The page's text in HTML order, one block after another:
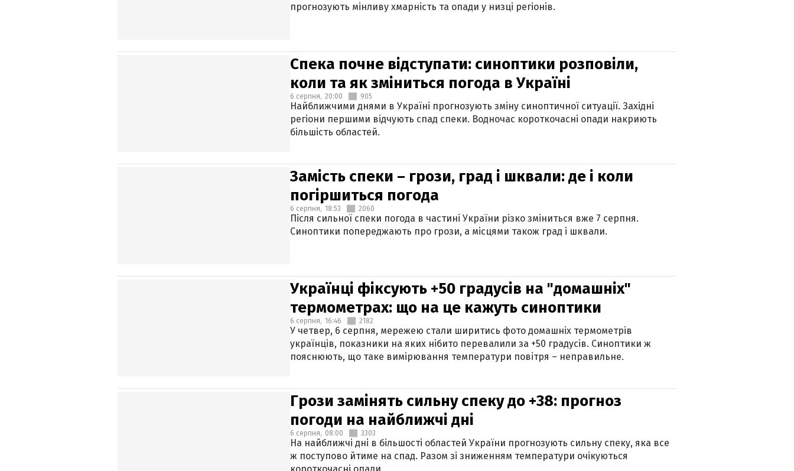
прогнозують мінливу хмарність та опади у низці регіонів.
Спека почне відступати: синоптики розповіли,
коли та як зміниться погода в Україні
6 серпня, 20:00 905
Найближчими днями в Україні прогнозують зміну синоптичної ситуації. Західні
регіони першими відчують спад спеки. Водночас короткочасні опади накриють
більшість областей.
Замість спеки – грози, град і шквали: де і коли
погіршиться погода
6 серпня, 18:53 2060
Після сильної спеки погода в частині України різко зміниться вже 7 серпня.
Синоптики попереджають про грози, а місцями також град і шквали.
Українці фіксують +50 градусів на "домашніх"
термометрах: що на це кажуть синоптики
6 серпня, 16:46 2182
У четвер, 6 серпня, мережею стали ширитись фото домашніх термометрів
українців, показники на яких нібито перевалили за +50 градусів. Синоптики ж
пояснюють, що таке вимірювання температури повітря – неправильне.
Грози замінять сильну спеку до +38: прогноз
погоди на найближчі дні
6 серпня, 08:00 3303
На найближчі дні в більшості областей України прогнозують сильну спеку, яка все
ж поступово йтиме на спад. Разом зі зниженням температури очікуються